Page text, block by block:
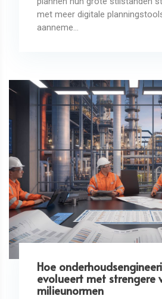
met meer digitale
aanneme...
Hoe
evolueert met strengere
milieunormen